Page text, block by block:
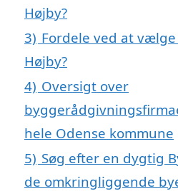
Højby?
3) Fordele ved at
Højby?
4) Oversigt over
hele Odense kommune
5) Søg efter en dygtig
de omkringliggende